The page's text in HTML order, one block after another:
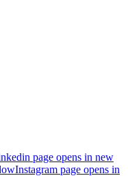
page opens in new
Instagram page opens in